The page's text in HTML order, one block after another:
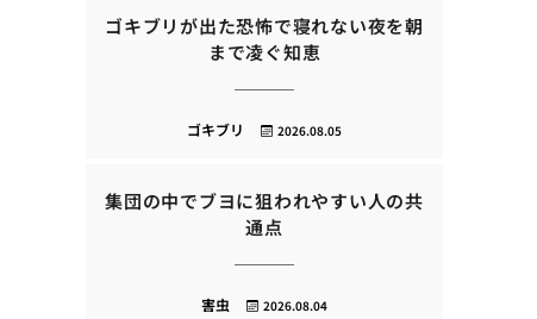
ゴキブリが出た恐怖で寝れない夜を朝
まで凌ぐ知恵
2026.08.05
ゴキブリ
集団の中でブヨに狙われやすい人の共
通点
2026.08.04
害虫